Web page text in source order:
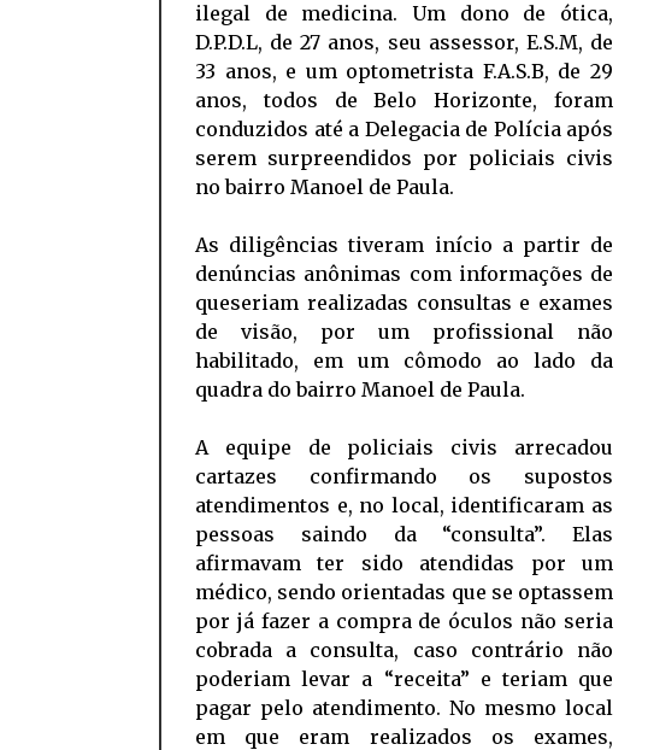
ilegal de medicina. Um dono de ótica,
D.P.D.L, de 27 anos, seu assessor, E.S.M, de
33 anos, e um optometrista F.A.S.B, de 29
anos, todos de Belo Horizonte, foram
conduzidos até a Delegacia de Polícia após
serem surpreendidos por policiais civis
no bairro Manoel de Paula.
As diligências tiveram início a partir de
denúncias anônimas com informações de
queseriam realizadas consultas e exames
de visão, por um profissional não
habilitado, em um cômodo ao lado da
quadra do bairro Manoel de Paula.
A equipe de policiais civis arrecadou
cartazes confirmando os supostos
atendimentos e, no local, identificaram as
pessoas saindo da “consulta”. Elas
afirmavam ter sido atendidas por um
médico, sendo orientadas que se optassem
por já fazer a compra de óculos não seria
cobrada a consulta, caso contrário não
poderiam levar a “receita” e teriam que
pagar pelo atendimento. No mesmo local
em que eram realizados os exames,